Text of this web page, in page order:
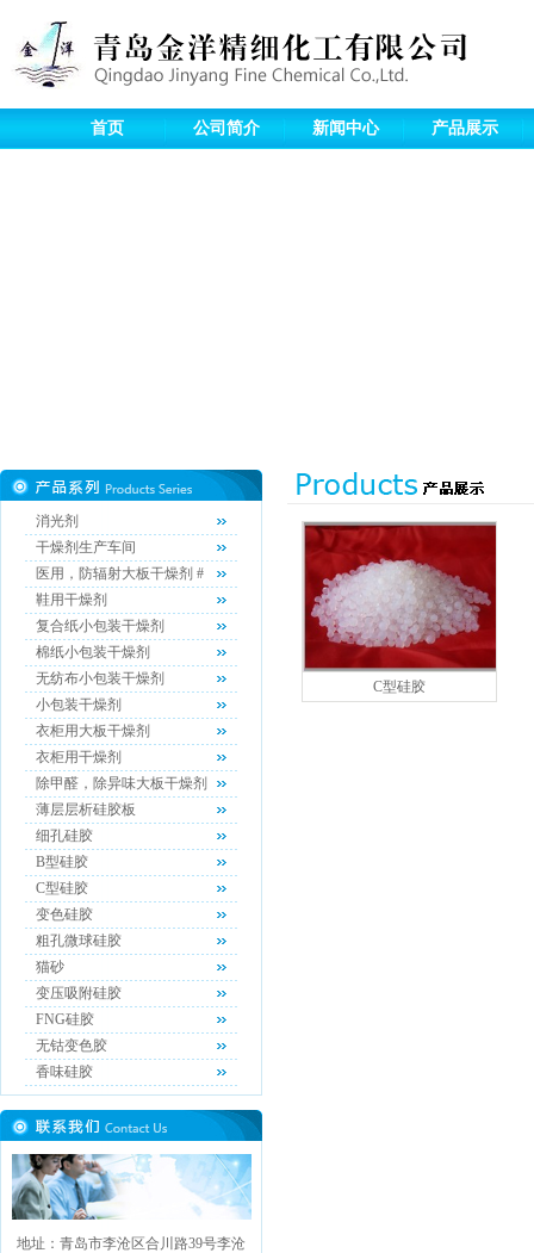
首页 公司简介 新闻中心 产品展示
消光剂
干燥剂生产车间
医用，防辐射大板干燥剂 #
鞋用干燥剂
复合纸小包装干燥剂
棉纸小包装干燥剂
无纺布小包装干燥剂
小包装干燥剂
衣柜用大板干燥剂
衣柜用干燥剂
除甲醛，除异味大板干燥剂
薄层层析硅胶板
细孔硅胶
B型硅胶
C型硅胶
变色硅胶
粗孔微球硅胶
猫砂
变压吸附硅胶
FNG硅胶
无钴变色胶
香味硅胶
地址：青岛市李沧区合川路39号李沧
C型硅胶